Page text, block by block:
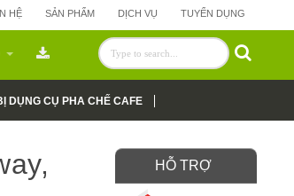
HỆ SẢN PHẨM DỊCH VỤ TUYỂN DỤNG
DỤNG CỤ PHA CHẾ CAFE
HỖ TRỢ